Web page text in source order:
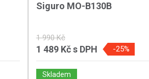
Siguro MO-B130B
1 990 Kč
1 489 Kčs DPH -25%
Skladem